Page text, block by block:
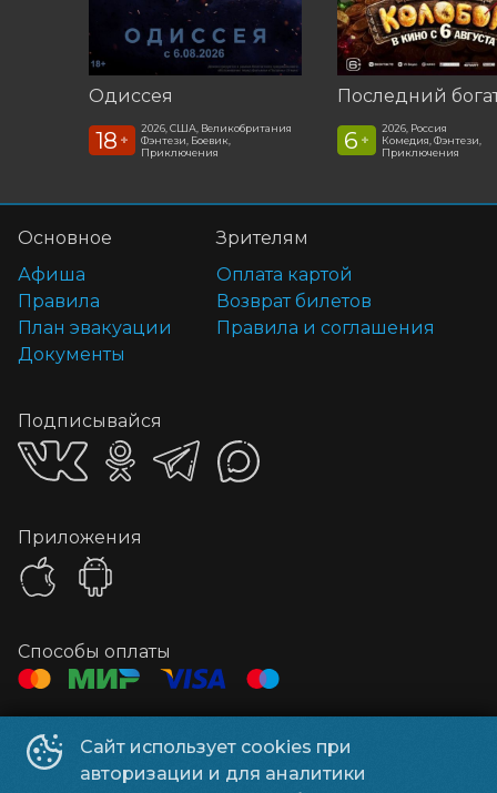
Одиссея
18 +
2026, США, Великобритания
Фэнтези, Боевик,
Приключения
6 +
2026, Россия
Комедия, Фэнтези,
Приключения
Сайт использует cookies при
авторизации и для аналитики
Основное
Афиша
Правила
План эвакуации
Документы
Зрителям
Оплата картой
Возврат билетов
Правила и соглашения
Подписывайся
Приложения
Способы оплаты
Контакты
Администратор
+7 978 099-25-52